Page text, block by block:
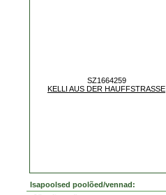
SZ1664259
KELLI AUS DER HAUFFSTRASSE
Isapoolsed poolõed/vennad: